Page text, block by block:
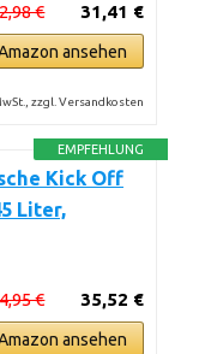
31,41 €
€
ansehen
zzgl. Versandkosten
EMPFEHLUNG
Kick Off
Liter,
35,52 €
€
ansehen